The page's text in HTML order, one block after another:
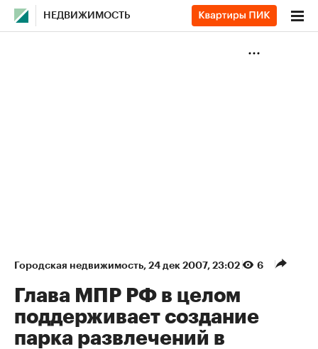
НЕДВИЖИМОСТЬ
Городская недвижимость⁠, 24 дек 2007, 23:02 6
Глава МПР РФ в целом
поддерживает создание
парка развлечений в